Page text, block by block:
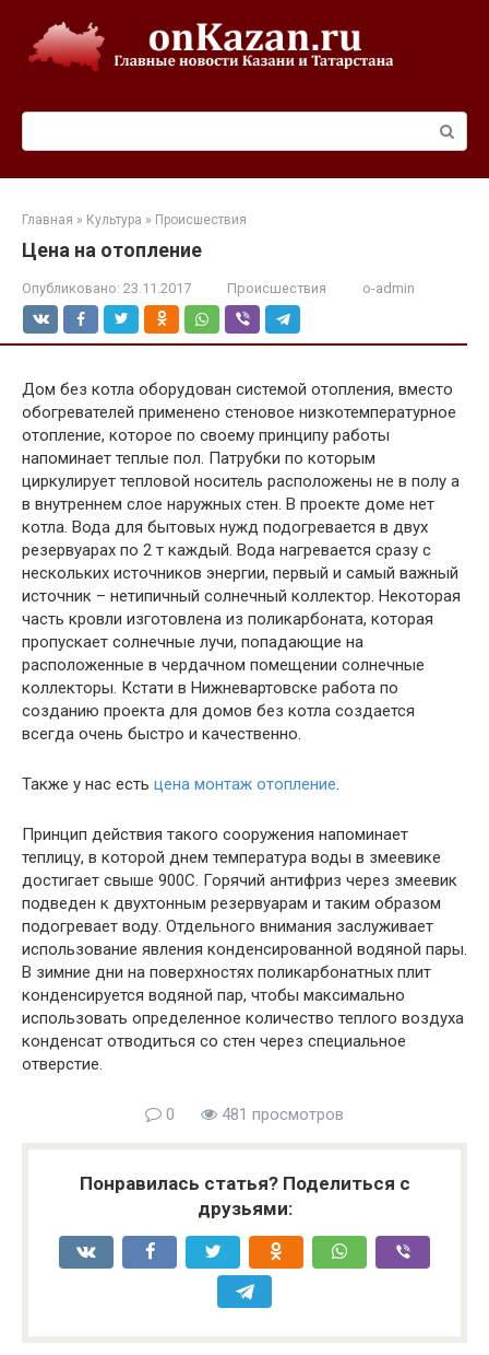
контенту
Главная » Культура » Происшествия
Цена на отопление
Опубликовано: 23.11.2017 Происшествия o-admin
Дом без котла оборудован системой отопления, вместо
обогревателей применено стеновое низкотемпературное
отопление, которое по своему принципу работы
напоминает теплые пол. Патрубки по которым
циркулирует тепловой носитель расположены не в полу а
в внутреннем слое наружных стен. В проекте доме нет
котла. Вода для бытовых нужд подогревается в двух
резервуарах по 2 т каждый. Вода нагревается сразу с
нескольких источников энергии, первый и самый важный
источник – нетипичный солнечный коллектор. Некоторая
часть кровли изготовлена из поликарбоната, которая
пропускает солнечные лучи, попадающие на
расположенные в чердачном помещении солнечные
коллекторы. Кстати в Нижневартовске работа по
созданию проекта для домов без котла создается
всегда очень быстро и качественно.
Также у нас есть цена монтаж отопление.
Принцип действия такого сооружения напоминает
теплицу, в которой днем температура воды в змеевике
достигает свыше 900С. Горячий антифриз через змеевик
подведен к двухтонным резервуарам и таким образом
подогревает воду. Отдельного внимания заслуживает
использование явления конденсированной водяной пары.
В зимние дни на поверхностях поликарбонатных плит
конденсируется водяной пар, чтобы максимально
использовать определенное количество теплого воздуха
конденсат отводиться со стен через специальное
отверстие.
0 481 просмотров
Понравилась статья? Поделиться с
друзьями: